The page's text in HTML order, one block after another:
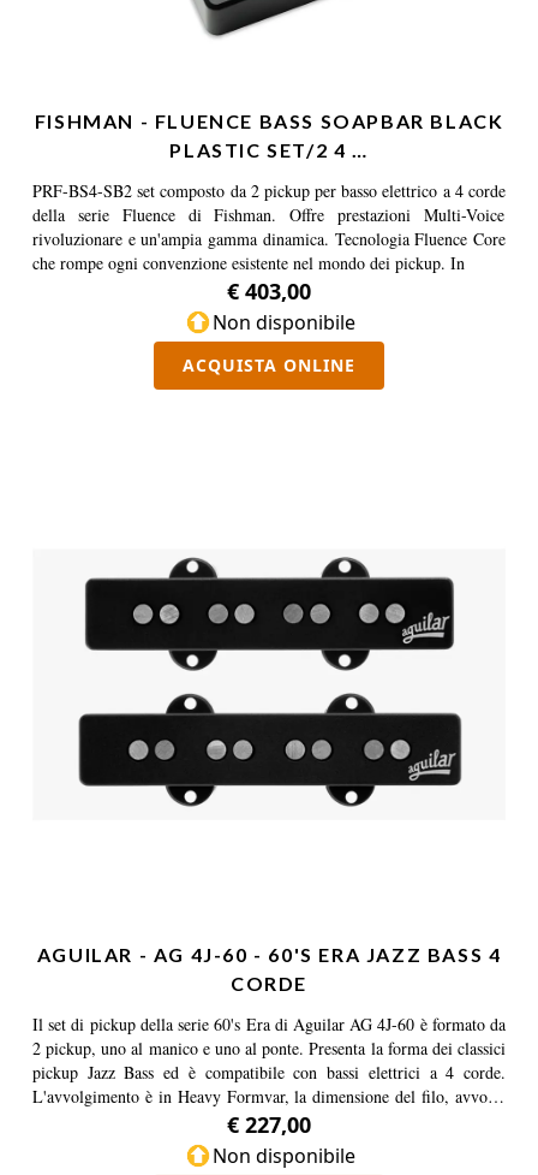
FISHMAN - FLUENCE BASS SOAPBAR BLACK
PLASTIC SET/2 4 …
PRF-BS4-SB2 set composto da 2 pickup per basso elettrico a 4 corde
della serie Fluence di Fishman. Offre prestazioni Multi-Voice
rivoluzionare e un'ampia gamma dinamica. Tecnologia Fluence Core
che rompe ogni convenzione esistente nel mondo dei pickup. In
€ 403,00
Non disponibile
ACQUISTA ONLINE
AGUILAR - AG 4J-60 - 60'S ERA JAZZ BASS 4
CORDE
Il set di pickup della serie 60's Era di Aguilar AG 4J-60 è formato da
2 pickup, uno al manico e uno al ponte. Presenta la forma dei classici
pickup Jazz Bass ed è compatibile con bassi elettrici a 4 corde.
L'avvolgimento è in Heavy Formvar, la dimensione del filo, avvolto
su magneti in Alnico V, è di 42 Gauge. Il cavo conduttore singolo è
ricoperto in tela. Progettati per essere chiari e limpidi ma allo stesso
tempo caldi e ricchi di personalità i pickup AG 4J-60 riprodurranno
€ 227,00
Non disponibile